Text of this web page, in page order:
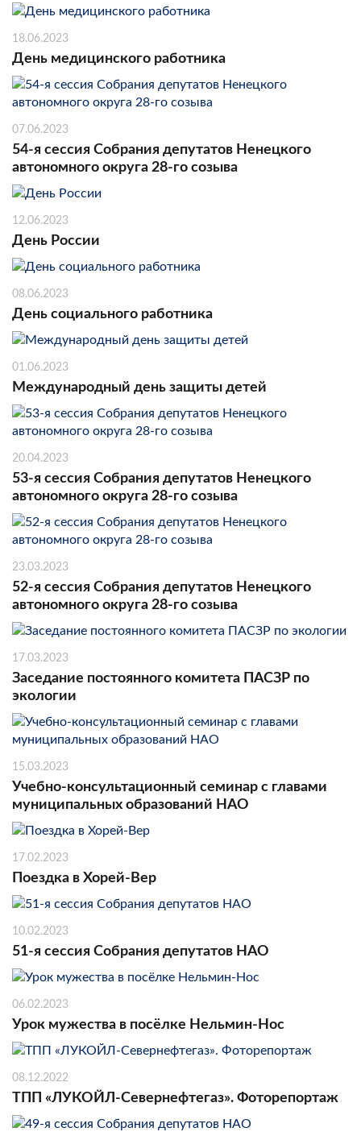
18.06.2023
День медицинского работника
07.06.2023
54-я сессия Собрания депутатов Ненецкого
автономного округа 28-го созыва
12.06.2023
День России
08.06.2023
День социального работника
01.06.2023
Международный день защиты детей
20.04.2023
53-я сессия Собрания депутатов Ненецкого
автономного округа 28-го созыва
23.03.2023
52-я сессия Собрания депутатов Ненецкого
автономного округа 28-го созыва
17.03.2023
Заседание постоянного комитета ПАСЗР по
экологии
15.03.2023
Учебно-консультационный семинар с главами
муниципальных образований НАО
17.02.2023
Поездка в Хорей-Вер
10.02.2023
51-я сессия Собрания депутатов НАО
06.02.2023
Урок мужества в посёлке Нельмин-Нос
08.12.2022
ТПП «ЛУКОЙЛ-Севернефтегаз». Фоторепортаж